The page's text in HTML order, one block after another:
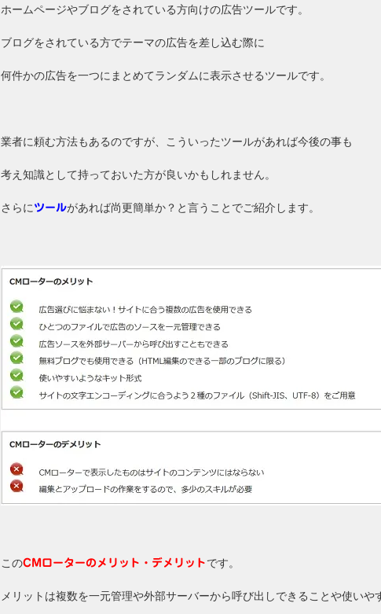
ホームページやブログをされている方向けの広告ツールです。
ブログをされている方でテーマの広告を差し込む際に
何件かの広告を一つにまとめてランダムに表示させるツールです。
業者に頼む方法もあるのですが、こういったツールがあれば今後の事も
考え知識として持っておいた方が良いかもしれません。
さらに ツールがあれば尚更簡単か？と言うことでご紹介します。
このCMローターのメリット・デメリット です。
メリットは複数を一元管理や外部サーバーから呼び出しできることや使いや